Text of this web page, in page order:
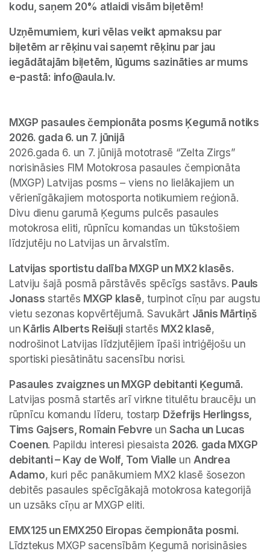
kodu, saņem 20% atlaidi visām biļetēm!
Uzņēmumiem, kuri vēlas veikt apmaksu par
biļetēm ar rēķinu vai saņemt rēķinu par jau
iegādātajām biļetēm, lūgums sazināties ar mums
e-pastā: info@aula.lv.
MXGP pasaules čempionāta posms Ķegumā notiks
2026.gada 6. un 7. jūnijā mototrasē “Zelta Zirgs”
norisināsies FIM Motokrosa pasaules čempionāta
(MXGP) Latvijas posms – viens no lielākajiem un
vērienīgākajiem motosporta notikumiem reģionā.
Divu dienu garumā Ķegums pulcēs pasaules
motokrosa eliti, rūpnīcu komandas un tūkstošiem
līdzjutēju no Latvijas un ārvalstīm.
Latvijas sportistu dalība MXGP un MX2 klasēs.
Latviju šajā posmā pārstāvēs spēcīgs sastāvs. Pauls
Jonass startēs MXGP klasē, turpinot cīņu par augstu
vietu sezonas kopvērtējumā. Savukārt
Jānis Mārtiņš
un Kārlis Alberts Reišuļi startēs MX2 klasē,
nodrošinot Latvijas līdzjutējiem īpaši intriģējošu un
sportiski piesātinātu sacensību norisi.
Pasaules zvaigznes un MXGP debitanti Ķegumā.
Latvijas posmā startēs arī virkne titulētu braucēju un
rūpnīcu komandu līderu, tostarp Džefrijs Herlingss,
Tims Gajsers, Romain Febvre un Sacha un Lucas
Coenen. Papildu interesi piesaista 2026. gada MXGP
debitanti – Kay de Wolf, Tom Vialle un Andrea
Adamo, kuri pēc panākumiem MX2 klasē šosezon
debitēs pasaules spēcīgākajā motokrosa kategorijā
un uzsāks cīņu ar MXGP eliti.
EMX125 un EMX250 Eiropas čempionāta posmi.
Līdztekus MXGP sacensībām Ķegumā norisināsies